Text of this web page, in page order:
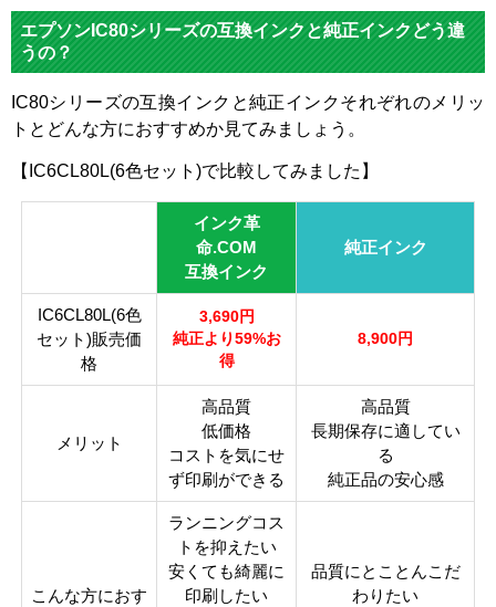
メー
カー
エプソン
純正
型番
ICB
K80L
ICC8
0L
ICLC
80L
M80
L
ICM
ICY8
カラ
ブラ
シア
トシ
アン
ライ
トマ
マゼ
イエ
顔
料・
染料
ICチ
製品
互換インク
エプソンIC80シリーズの互換インクと純正インクどう違
うの？
IC80シリーズの互換インクと純正インクそれぞれのメリッ
トとどんな方におすすめか見てみましょう。
【IC6CL80L(6色セット)で比較してみました】
インク革
命.COM
互換インク
純正インク
IC6CL80L(6色
セット)販売価
格
3,690円
純正より59%お
得
8,900円
メリット
高品質
低価格
コストを気にせ
ず印刷ができる
高品質
長期保存に適してい
る
純正品の安心感
こんな方におす
ランニングコス
トを抑えたい
安くても綺麗に
印刷したい
品質にとことんこだ
わりたい